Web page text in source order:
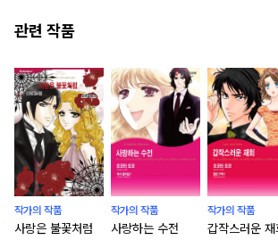
관련 작품
작가의 작품
사랑은 불꽃처럼
작가의 작품
사랑하는 수전
작가의 작품
갑작스러운 재